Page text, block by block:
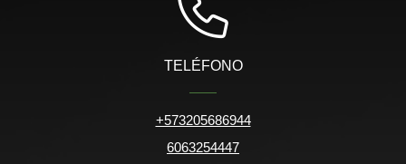
TELÉFONO
+573205686944
6063254447